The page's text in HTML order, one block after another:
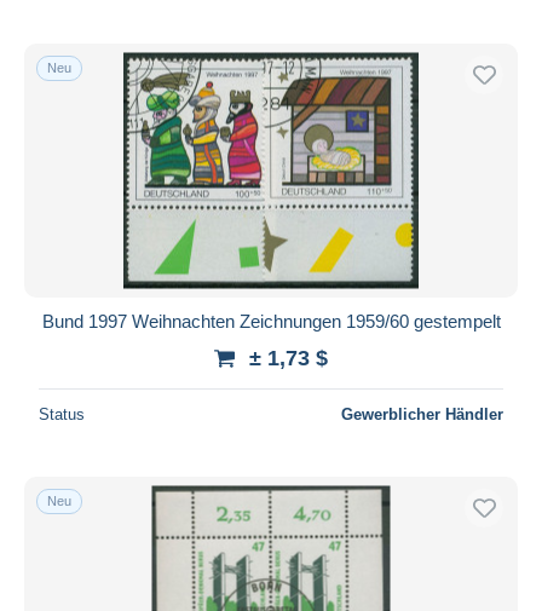
Neu
Bund 1997 Weihnachten Zeichnungen 1959/60 gestempelt
± 1,73 $
Status Gewerblicher Händler
Neu